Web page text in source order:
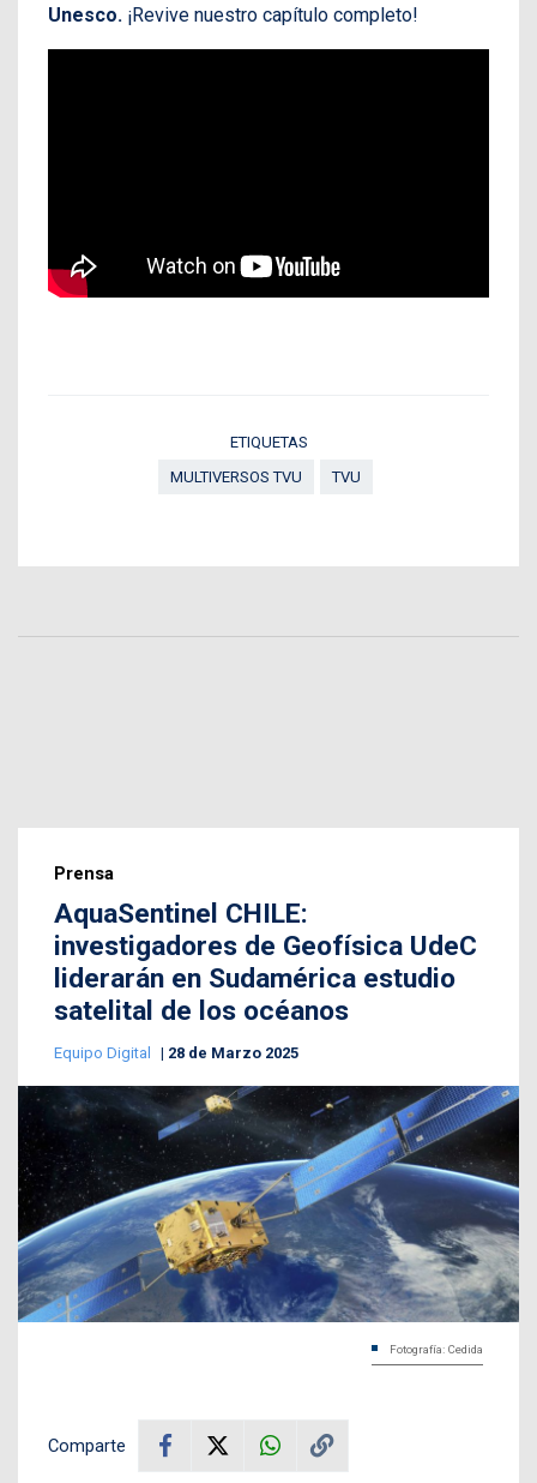
Unesco. ¡Revive nuestro capítulo completo!
ETIQUETAS
MULTIVERSOS TVU
TVU
Prensa
AquaSentinel CHILE:
investigadores de Geofísica UdeC
liderarán en Sudamérica estudio
satelital de los océanos
Equipo Digital 28 de Marzo 2025
Fotografía: Cedida
Comparte